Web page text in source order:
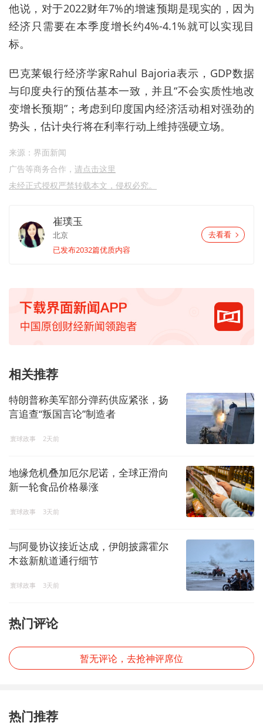
他说，对于2022财年7%的增速预期是现实的，因为
经济只需要在本季度增长约4%-4.1%就可以实现目
标。
巴克莱银行经济学家Rahul Bajoria表示，GDP数据
与印度央行的预估基本一致，并且“不会实质性地改
变增长预期”；考虑到印度国内经济活动相对强劲的
势头，估计央行将在利率行动上维持强硬立场。
来源：界面新闻
广告等商务合作， 请点击这里
未经正式授权严禁转载本文，侵权必究。
崔璞玉
北京
已发布2032篇优质内容
去看看
相关推荐
特朗普称美军部分弹药供应紧张，扬
言追查“叛国言论”制造者
寰球政事 2天前
地缘危机叠加厄尔尼诺，全球正滑向
新一轮食品价格暴涨
寰球政事 3天前
与阿曼协议接近达成，伊朗披露霍尔
木兹新航道通行细节
寰球政事 3天前
热门评论
暂无评论，去抢神评席位
热门推荐